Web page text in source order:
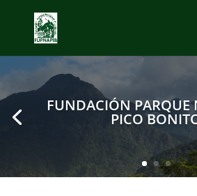
FUNDACIÓN PARQUE
PICO